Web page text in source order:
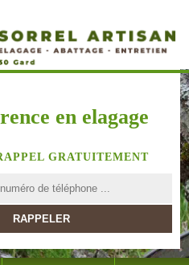
en elagage
GRATUITEMENT